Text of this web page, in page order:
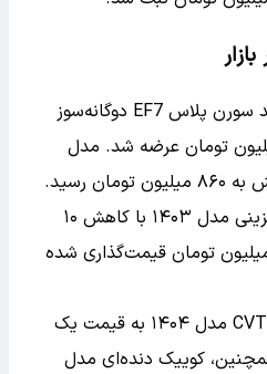
در میان دیگر خودروها، سمند سورن پلاس EF7 دوگانه‌سوز
به قیمت ۸۸۰ میلیون تومان عرضه شد. مدل
بنزینی این خودرو نیز با کاهش به ۸۶۰ میلیون تومان رسید.
همچنین، سهند S دنده‌ای بنزینی مدل ۱۴۰۳ با کاهش ۱۰
تومانی، اکنون ۵۸۵ میلیون تومان قیمت‌گذاری شده
در نهایت، شاهین G اتومات CVT مدل ۱۴۰۴ به قیمت یک
کوییک دنده‌ای مدل